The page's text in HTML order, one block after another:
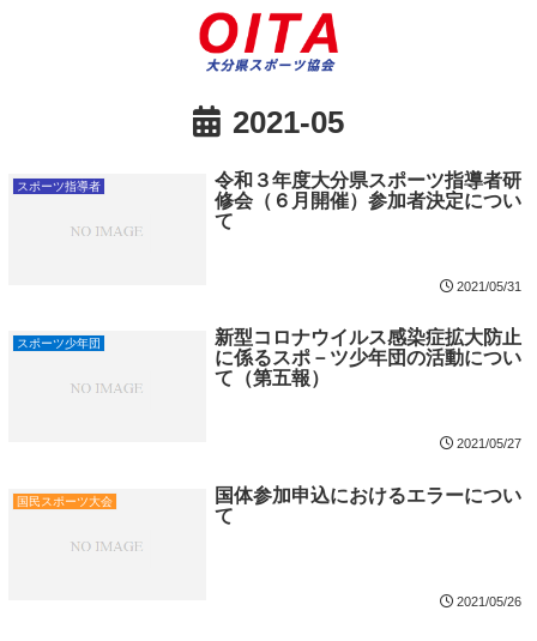
2021-05
スポーツ指導者
令和３年度大分県スポーツ指導者研
修会（６月開催）参加者決定につい
て
2021/05/31
スポーツ少年団
新型コロナウイルス感染症拡大防止
に係るスポ－ツ少年団の活動につい
て（第五報）
2021/05/27
国民スポーツ大会
国体参加申込におけるエラーについ
て
2021/05/26